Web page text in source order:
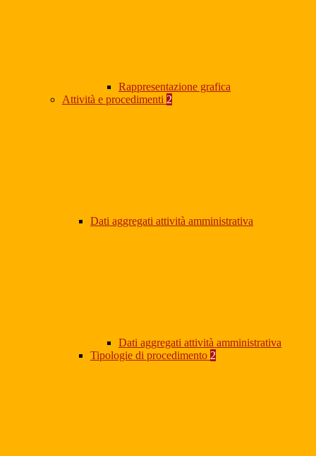
Rappresentazione grafica
Attività e procedimenti 2
Dati aggregati attività amministrativa
Dati aggregati attività amministrativa
Tipologie di procedimento 2